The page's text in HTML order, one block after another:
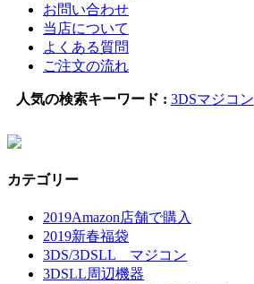
お問い合わせ
当店について
よくある質問
ご注文の流れ
人気の検索キーワード : 3DSマジコン
カテゴリー
2019Amazon店舗で購入
2019新春福袋
3DS/3DSLL マジコン
3DSLL周辺機器